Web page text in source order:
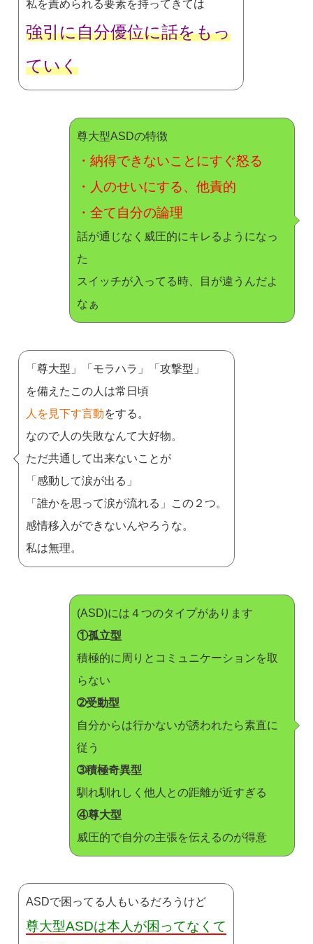
私を責められる要素を持ってきては
強引に自分優位に話をもっ
ていく
尊大型ASDの特徴
・納得できないことにすぐ怒る
・人のせいにする、他責的
・全て自分の論理
話が通じなく威圧的にキレるようになっ
た
スイッチが入ってる時、目が違うんだよ
なぁ
「尊大型」「モラハラ」「攻撃型」
を備えたこの人は常日頃
人を見下す言動をする。
なので人の失敗なんて大好物。
ただ共通して出来ないことが
「感動して涙が出る」
「誰かを思って涙が流れる」この２つ。
感情移入ができないんやろうな。
私は無理。
(ASD)には４つのタイプがあります
①孤立型
積極的に周りとコミュニケーションを取
らない
➁受動型
自分からは行かないが誘われたら素直に
従う
➂積極奇異型
馴れ馴れしく他人との距離が近すぎる
④尊大型
威圧的で自分の主張を伝えるのが得意
ASDで困ってる人もいるだろうけど
尊大型ASDは本人が困ってなくて